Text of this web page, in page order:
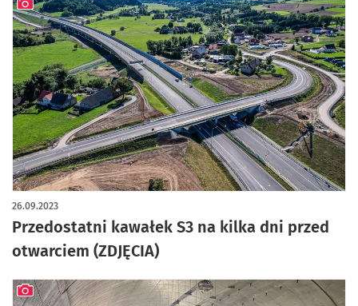
Przedostatni kawałek S3 na kilka dni przed
otwarciem (ZDJĘCIA)
26.09.2023
artykuł z galerią zdjęć